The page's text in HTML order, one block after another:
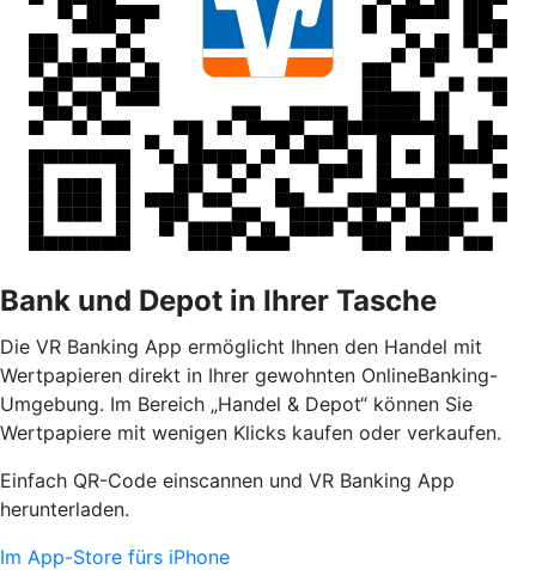
Bank und Depot in Ihrer Tasche
Die VR Banking App ermöglicht Ihnen den Handel mit
Wertpapieren direkt in Ihrer gewohnten OnlineBanking-
Umgebung. Im Bereich „Handel & Depot“ können Sie
Wertpapiere mit wenigen Klicks kaufen oder verkaufen.
Einfach QR-Code einscannen und VR Banking App
herunterladen.
Im App-Store fürs iPhone